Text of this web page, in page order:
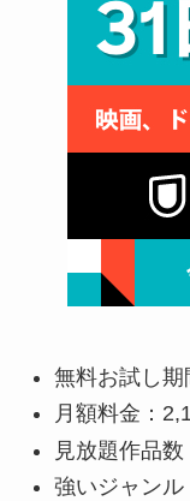
無料お試し期
月額料金：
見放題作品
強いジャンル